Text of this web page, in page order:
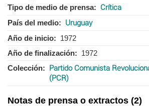
Tipo de medio de prensa
Crítica
País del medio Uruguay
Año de inicio
1972
Año de finalización
1972
Colección
Partido Comunista
(PCR)
Notas de prensa o extractos (2)